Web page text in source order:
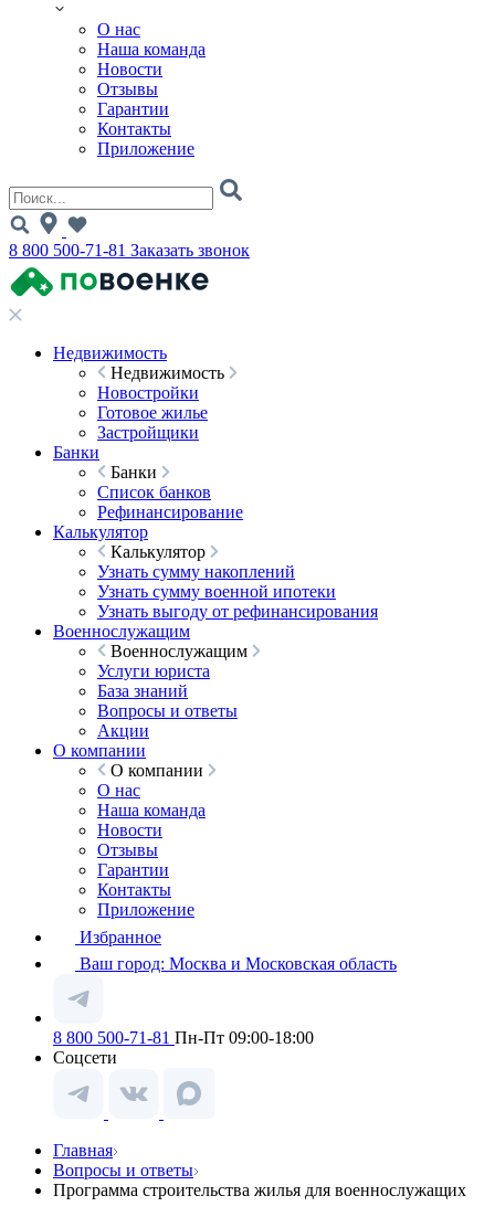
О нас
Наша команда
Новости
Отзывы
Гарантии
Контакты
Приложение
8 800 500-71-81 Заказать звонок
Недвижимость
Недвижимость
Новостройки
Готовое жилье
Застройщики
Банки
Банки
Список банков
Рефинансирование
Калькулятор
Калькулятор
Узнать сумму накоплений
Узнать сумму военной ипотеки
Узнать выгоду от рефинансирования
Военнослужащим
Военнослужащим
Услуги юриста
База знаний
Вопросы и ответы
Акции
О компании
О компании
О нас
Наша команда
Новости
Отзывы
Гарантии
Контакты
Приложение
Избранное
Ваш город: Москва и Московская область
8 800 500-71-81 Пн-Пт 09:00-18:00
Соцсети
Главная
Вопросы и ответы
Программа строительства жилья для военнослужащих